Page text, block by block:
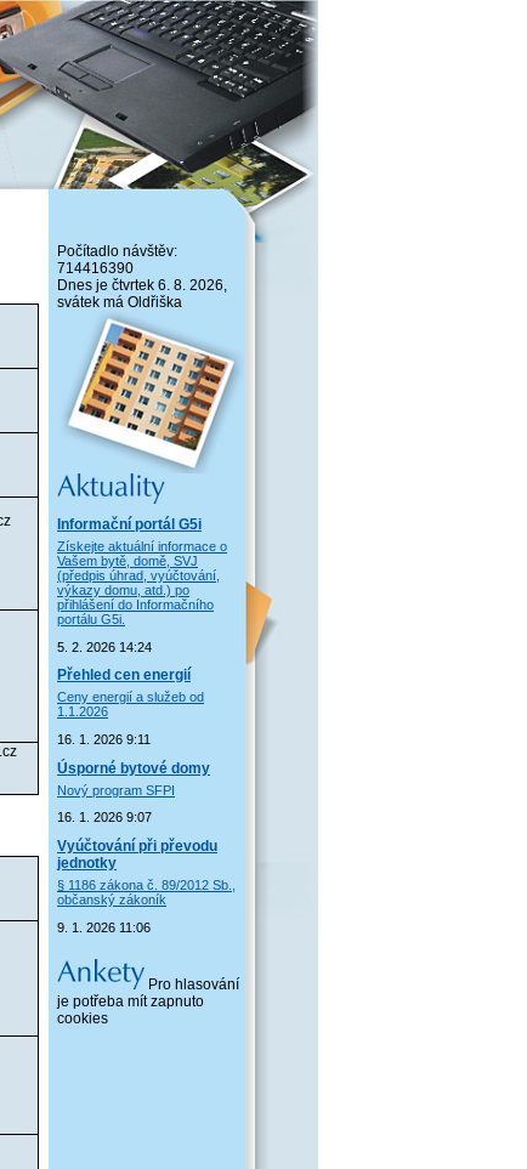
Počítadlo návštěv:
714416390
Dnes je čtvrtek 6. 8. 2026,
svátek má Oldřiška
Informační portál G5i
Získejte aktuální informace o
Vašem bytě, domě, SVJ
(předpis úhrad, vyúčtování,
výkazy domu, atd.) po
přihlášení do Informačního
portálu G5i.
5. 2. 2026 14:24
Přehled cen energií
Ceny energií a služeb od
1.1.2026
16. 1. 2026 9:11
Úsporné bytové domy
Nový program SFPI
16. 1. 2026 9:07
Vyúčtování při převodu
jednotky
§ 1186 zákona č. 89/2012 Sb.,
občanský zákoník
9. 1. 2026 11:06
Pro hlasování
je potřeba mít zapnuto
cookies